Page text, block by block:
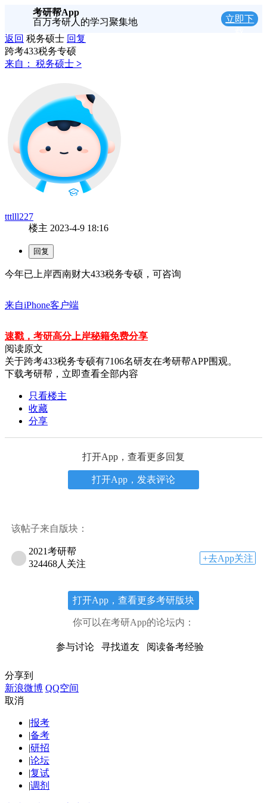
考研帮App
百万考研人的学习聚集地
立即下
返回 税务硕士 回复
跨考433税务专硕
来自：
税务硕士 >
tttlll227
楼主 2023-4-9 18:16
今年已上岸西南财大433税务专硕，可咨询
来自iPhone客户端
速戳，考研高分上岸秘籍免费分享
阅读原文
关于跨考433税务专硕有7106名研友在考研帮APP围观。
下载考研帮，立即查看全部内容
只看楼主
收藏
分享
打开App，查看更多回复
打开App，发表评论
该帖子来自版块：
2021考研帮
324468人关注
+去App关注
打开App，查看更多考研版块
你可以在考研App的论坛内：
参与讨论 寻找道友 阅读备考经验
分享到
新浪微博 QQ空间
取消
|报考
|备考
|研招
|论坛
|复试
|调剂